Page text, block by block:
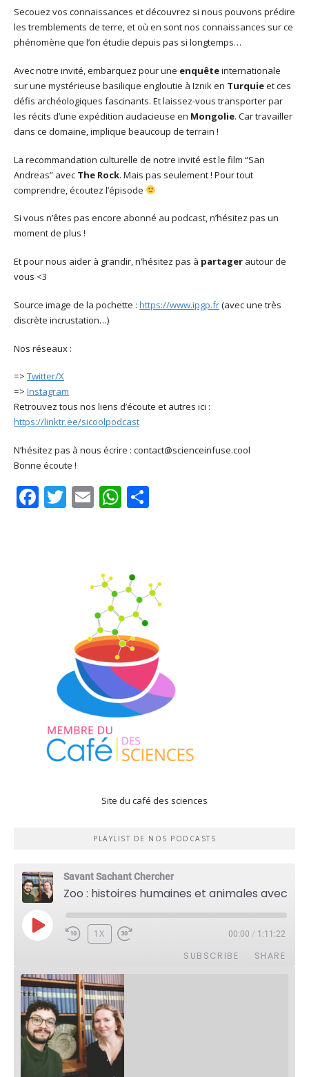
Podcast Addict RSS
Spotify
EMBED
Secouez vos connaissances et découvrez si nous pouvons prédire
les tremblements de terre, et où en sont nos connaissances sur ce
phénomène que l’on étudie depuis pas si longtemps…
Avec notre invité, embarquez pour une enquêteinternationale
sur une mystérieuse basilique engloutie à Iznik en Turquieet ces
défis archéologiques fascinants. Et laissez-vous transporter par
les récits d’une expédition audacieuse en Mongolie. Car travailler
dans ce domaine, implique beaucoup de terrain !
La recommandation culturelle de notre invité est le film “San
Andreas” avec The Rock. Mais pas seulement ! Pour tout
comprendre, écoutez l’épisode
Si vous n’êtes pas encore abonné au podcast, n’hésitez pas un
moment de plus !
Et pour nous aider à grandir, n’hésitez pas à partager autour de
vous <3
Source image de la pochette : https://www.ipgp.fr(avec une très
discrète incrustation…)
Nos réseaux :
=> Twitter/X
=> Instagram
Retrouvez tous nos liens d’écoute et autres ici :
https://linktr.ee/sicoolpodcast
N’hésitez pas à nous écrire : contact@scienceinfuse.cool
Bonne écoute !
Facebook
Twitter
EmailWhatsApp
Site du café des sciences
PLAYLIST DE NOS PODCASTS
Savant Sachant Chercher
PLAY
EPISODE
1X 00:00 / 1:11:22
SUBSCRIBE SHARE